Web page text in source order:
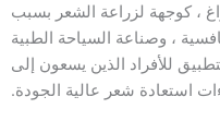
، كوجهة لزراعة الشعر بسبب
، وصناعة السياحة الطبية
للأفراد الذين يسعون إلى
استعادة شعر عالية الجودة.